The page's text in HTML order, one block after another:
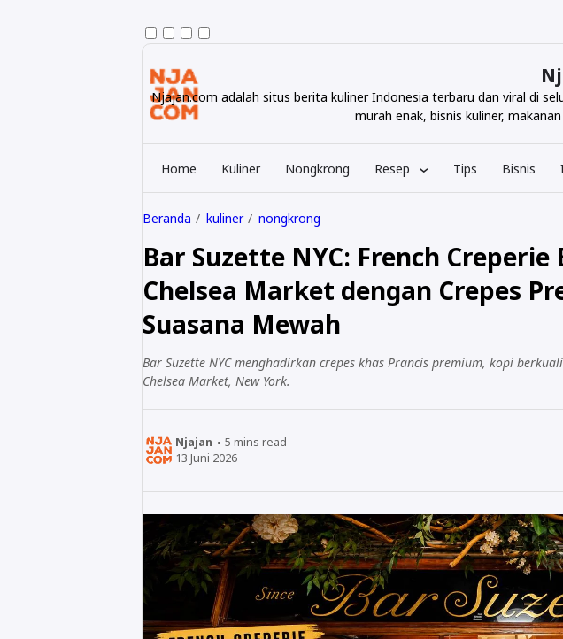
Njajan.com adalah situs berita kuliner Indonesia terbaru dan viral di
murah enak, bisnis kuliner,
Home Kuliner Nongkrong Resep Tips Bisnis
Beranda kuliner nongkrong
Bar Suzette NYC: French Creperie
Chelsea Market dengan Crepes
Suasana Mewah
Bar Suzette NYC menghadirkan crepes khas Prancis premium, kopi
Chelsea Market, New York.
Njajan 5 mins read
13 Juni 2026